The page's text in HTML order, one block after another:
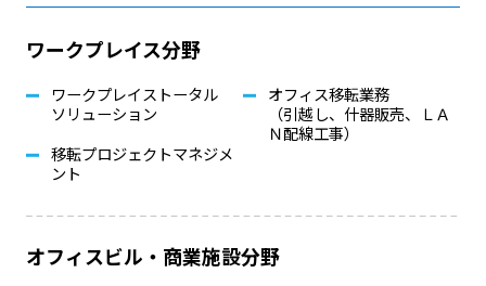
ワークプレイス分野
ワークプレイストータル
ソリューション
移転プロジェクトマネジメ
ント
オフィス移転業務
（引越し、什器販売、ＬＡ
Ｎ配線工事）
オフィスビル・商業施設分野